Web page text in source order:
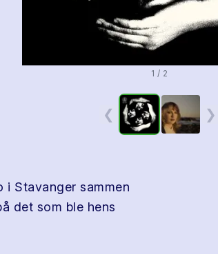
1 / 2
❮ ❯
Stavanger sammen
det som ble hens